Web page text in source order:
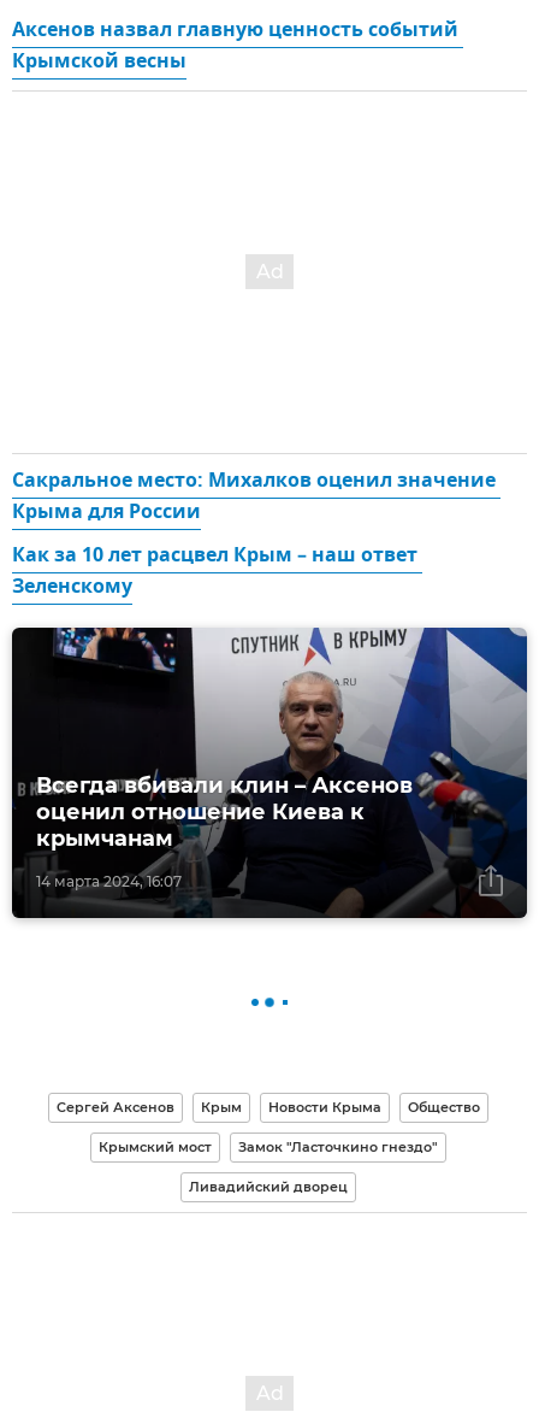
Аксенов назвал главную ценность событий
Крымской весны
Сакральное место: Михалков оценил значение
Крыма для России
Как за 10 лет расцвел Крым – наш ответ
Зеленскому
14 марта 2024, 16:07
Всегда вбивали клин – Аксенов
оценил отношение Киева к
крымчанам
Сергей Аксенов Крым Новости Крыма Общество
Крымский мост Замок "Ласточкино гнездо"
Ливадийский дворец